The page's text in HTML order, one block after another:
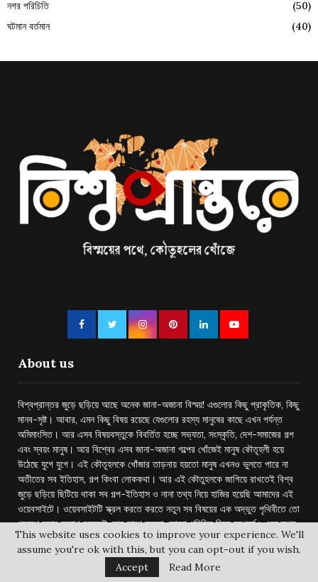
নগর পরিচিতি
(50)
ঘটমান বর্তমান
(40)
About us
বিশ্বপ্রান্তর জুড়ে ছড়িয়ে আছে অনেক জানা-অজানা বিস্ময়! এগুলোর কিছু প্রাকৃতিক, কিছু
মানব-সৃষ্ট। আবার, এমন কিছু বিষয় রয়েছে যেগুলোর রহস্য মানুষের কাছে এখন পর্যন্ত
অমিমাংসিত। আর এসব বিষয়বস্তুকে বিবর্তিত হচ্ছে সভ্যতা, সংস্কৃতি, দেশ-সমাজের গল্প
এবং স্বয়ং মানুষ। আর বিশ্বের এসব জানা-অজানা গল্পের খোঁজেই মানুষ কৌতূহলী হয়ে
উঠেছে যুগে যুগে। এই কৌতূহলকে খোঁজার তাড়নায় হয়তো মানুষ এখনও ভুলতে পারে না
অতীতের সব ইতিহাস, গল্প কিংবা লোককথা। আর এই কৌতুহলকে জাগিয়ে রাখতেই বিশ্ব
জুড়ে ছড়িয়ে ছিটিয়ে থাকা সব গল্প-ইতিহাস ও নানা তথ্য নিয়ে হাজির হয়েছি আমাদের এই
ওয়েবসাইটে। ওয়েবসাইটটি স্ক্রল করতে করতে নতুন সব বিষয়ের এক অদ্ভুত পৃথিবীতে তো
প্রবেশ করার সুযোগ রয়েছেই, তার সাথে হয়তো কোনো পরিচিত বিষয় সম্পর্কেও এমন তথ্য
পেয়ে যাবেন- যা আপনাকে নতুন করে ভাবিয়ে তুলতে পারবে।
This website uses cookies to improve your experience. We'll
assume you're ok with this, but you can opt-out if you wish.
Accept
Read More